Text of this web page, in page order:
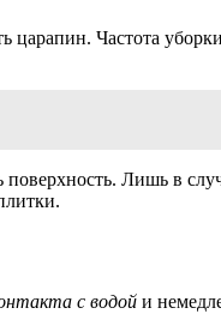
царапин. Частота
Лишь в
с водой и